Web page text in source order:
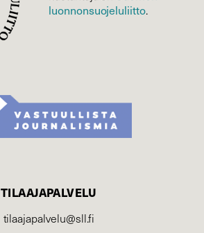
luonnonsuojelu­liitto.
TILAAJAPALVELU
tilaajapalvelu@sll.fi